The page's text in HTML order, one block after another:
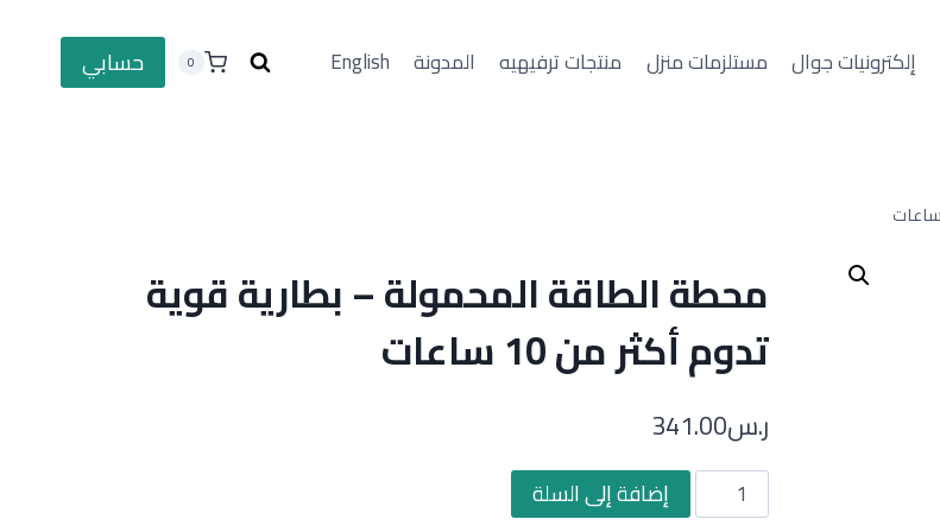
إلكترونيات جوال مستلزمات منزل منتجات ترفيهيه المدونة English
0 حسابي
محطة الطاقة المحمولة – بطارية قوية
تدوم أكثر من 10 ساعات
ر.س341.00
كمية
محطة
إضافة إلى السلة